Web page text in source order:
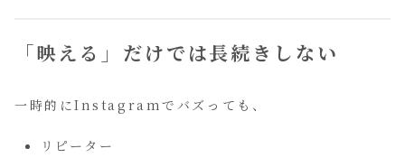
「映える」だけでは長続きしない
一時的にInstagramでバズっても、
リピーター